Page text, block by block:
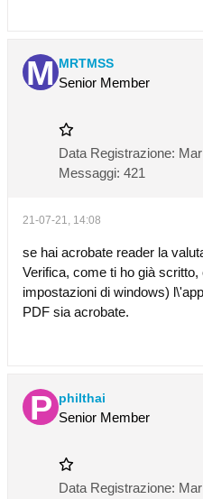
MRTMSS
Senior Member
Data Registrazione:
Messaggi: 421
21-07-21, 14:08
se hai acrobate reader la
Verifica, come ti ho già
impostazioni di windows)
PDF sia acrobate.
philthai
Senior Member
Data Registrazione: